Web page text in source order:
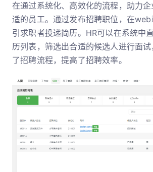
在通过系统化、高效化的流程，助力
适的员工。通过发布招聘职位，在
引求职者投递简历。HR可以在系统中
历列表，筛选出合适的候选人进行面
了招聘流程，提高了招聘效率。